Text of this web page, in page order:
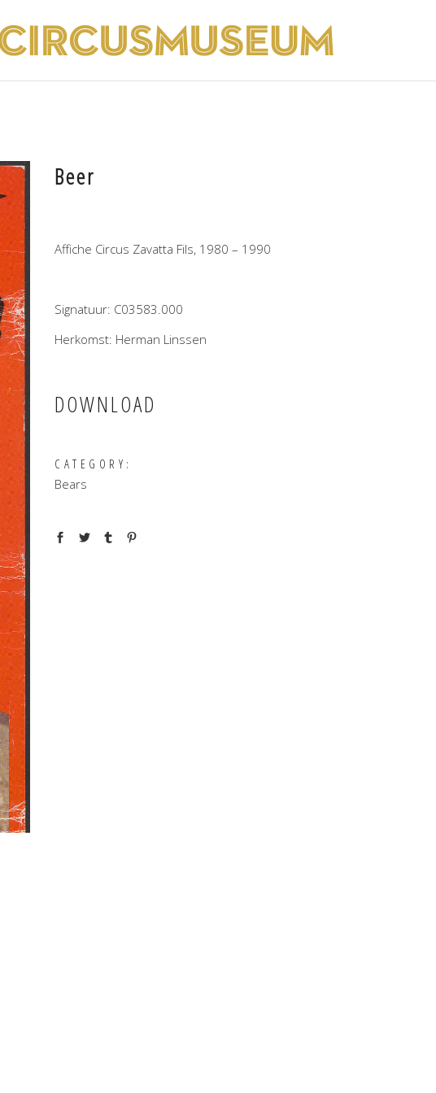
Beer
Affiche Circus Zavatta Fils, 1980 – 1990
Signatuur: C03583.000
Herkomst: Herman Linssen
DOWNLOAD
CATEGORY:
Bears